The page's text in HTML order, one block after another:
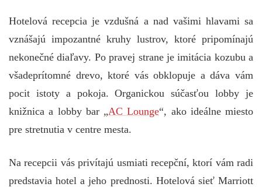
Hotelová recepcia je vzdušná a nad vašimi hlavami sa
vznášajú impozantné kruhy lustrov, ktoré pripomínajú
nekonečné diaľavy. Po pravej strane je imitácia kozubu a
všadeprítomné drevo, ktoré vás obklopuje a dáva vám
pocit istoty a pokoja. Organickou súčasťou lobby je
knižnica a lobby bar „AC Lounge“, ako ideálne miesto
pre stretnutia v centre mesta.
Na recepcii vás privítajú usmiati recepční, ktorí vám radi
predstavia hotel a jeho prednosti. Hotelová sieť Marriott